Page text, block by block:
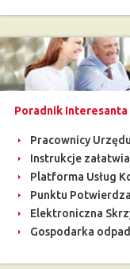
Poradnik Interesanta
Pracownicy
Instrukcje
Platforma Usług
Punktu
Elektroniczna
Gospodarka